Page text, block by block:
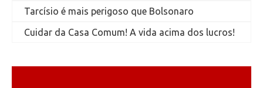
Tarcísio é mais perigoso que Bolsonaro
Cuidar da Casa Comum! A vida acima dos lucros!